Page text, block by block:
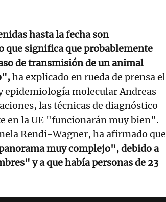
hasta la fecha son
que significa que probablemente
de transmisión de un animal
ha explicado en rueda de prensa el
molecular Andreas
las técnicas de diagnóstico
en la UE "funcionarán muy bien".
Rendi-Wagner, ha afirmado que
muy complejo", debido a
y a que había personas de 23